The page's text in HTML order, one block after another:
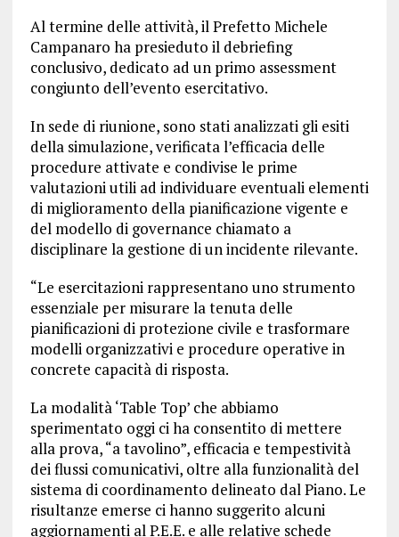
Al termine delle attività, il Prefetto Michele
Campanaro ha presieduto il debriefing
conclusivo, dedicato ad un primo assessment
congiunto dell’evento esercitativo.
In sede di riunione, sono stati analizzati gli esiti
della simulazione, verificata l’efficacia delle
procedure attivate e condivise le prime
valutazioni utili ad individuare eventuali elementi
di miglioramento della pianificazione vigente e
del modello di governance chiamato a
disciplinare la gestione di un incidente rilevante.
“Le esercitazioni rappresentano uno strumento
essenziale per misurare la tenuta delle
pianificazioni di protezione civile e trasformare
modelli organizzativi e procedure operative in
concrete capacità di risposta.
La modalità ‘Table Top’ che abbiamo
sperimentato oggi ci ha consentito di mettere
alla prova, “a tavolino”, efficacia e tempestività
dei flussi comunicativi, oltre alla funzionalità del
sistema di coordinamento delineato dal Piano. Le
risultanze emerse ci hanno suggerito alcuni
aggiornamenti al P.E.E. e alle relative schede